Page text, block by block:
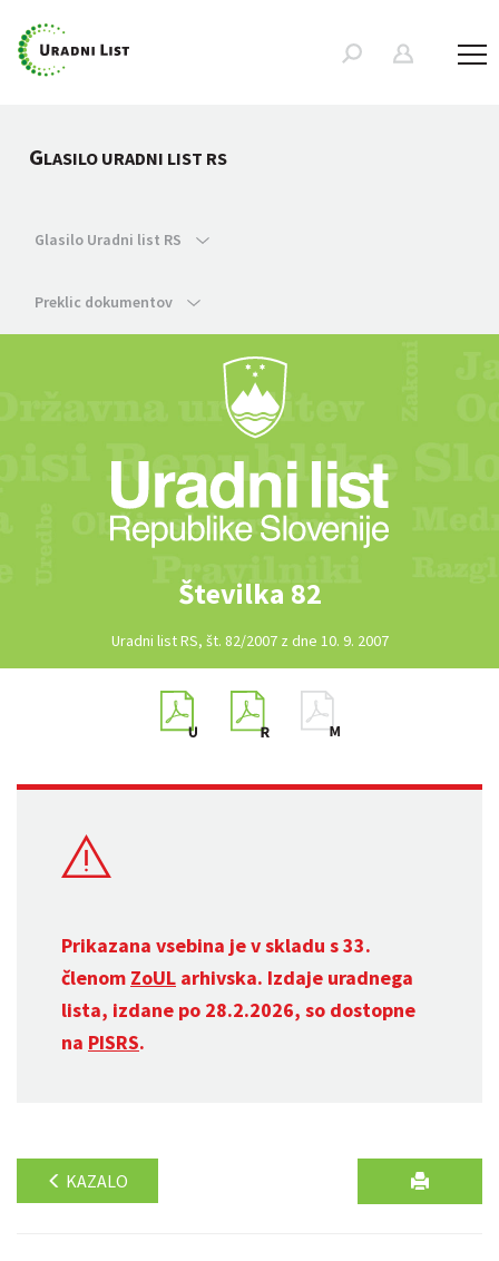
GLASILO URADNI LIST RS
Glasilo Uradni list RS
Preklic dokumentov
Številka 82
Uradni list RS, št. 82/2007 z dne 10. 9. 2007
Prikazana vsebina je v skladu s 33.
členom ZoUL arhivska. Izdaje uradnega
lista, izdane po 28.2.2026, so dostopne
na PISRS.
KAZALO